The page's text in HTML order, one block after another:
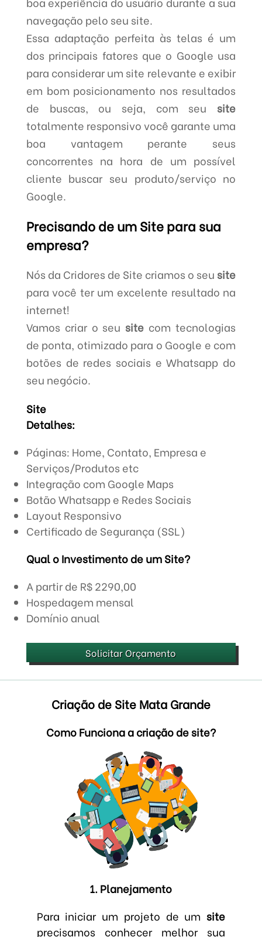
navegação pelo seu site.
Essa adaptação perfeita às telas é um
dos principais fatores que o Google usa
para considerar um site relevante e exibir
em bom posicionamento nos resultados
de buscas, ou seja, com seu site
totalmente responsivo você garante uma
boa vantagem perante seus
concorrentes na hora de um possível
cliente buscar seu produto/serviço no
Google.
Precisando de um Site para sua
empresa?
Nós da Cridores de Site criamos o seu site
para você ter um excelente resultado na
internet!
Vamos criar o seu site com tecnologias
de ponta, otimizado para o Google e com
botões de redes sociais e Whatsapp do
seu negócio.
Site
Detalhes:
Páginas: Home, Contato, Empresa e
Serviços/Produtos etc
Integração com Google Maps
Botão Whatsapp e Redes Sociais
Layout Responsivo
Certificado de Segurança (SSL)
Qual o Investimento de um Site?
A partir de R$ 2290,00
Hospedagem mensal
Domínio anual
Solicitar Orçamento
Criação de Site Mata Grande
Como Funciona a criação de site?
1. Planejamento
Para iniciar um projeto de umsite
precisamos conhecer melhor sua